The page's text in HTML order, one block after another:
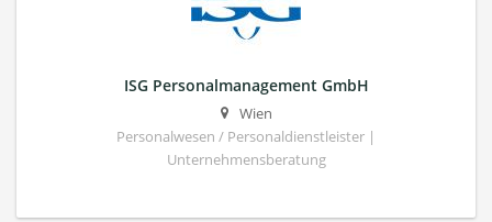
ISG Personalmanagement GmbH
Wien
Personalwesen / Personaldienstleister |
Unternehmensberatung